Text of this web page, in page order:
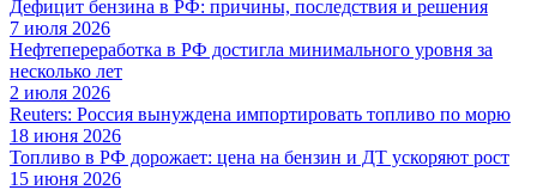
Дефицит бензина в РФ: причины, последствия и решения
7 июля 2026
Нефтепереработка в РФ достигла минимального уровня за
несколько лет
2 июля 2026
Reuters: Россия вынуждена импортировать топливо по морю
18 июня 2026
Топливо в РФ дорожает: цена на бензин и ДТ ускоряют рост
15 июня 2026